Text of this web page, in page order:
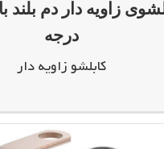
درجه
کابلشو زاویه دار